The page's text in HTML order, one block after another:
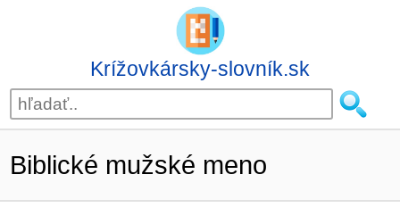
Krížovkársky-slovník.sk
Biblické mužské meno